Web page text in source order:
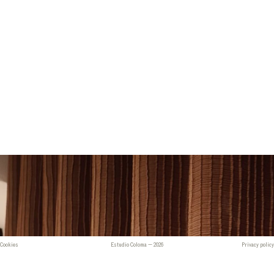
Cookies Estudio Coloma — 2026 Privacy policy